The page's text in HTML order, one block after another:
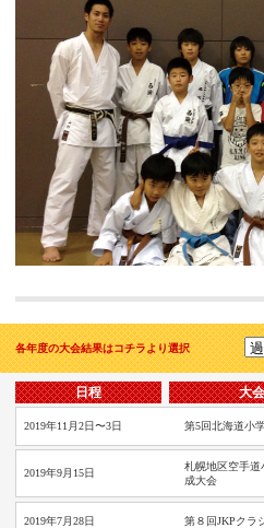
各年度の大会結果はコチラより選択
日程 大
2019年11月2日〜3日 第5回北海道小
2019年9月15日
札幌地区空手道
成大会
2019年7月28日 第８回JKPクラ